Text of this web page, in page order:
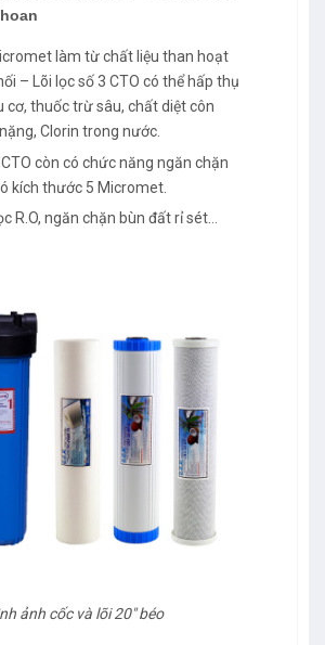
làm từ chất liệu than hoạt
– Lõi lọc số 3 CTO có thể hấp thụ
cơ, thuốc trừ sâu, chất diệt côn
Clorin trong nước.
còn có chức năng ngăn chặn
kích thước 5 Micromet.
R.O, ngăn chặn bùn đất rỉ sét…
ảnh cốc và lõi 20" béo